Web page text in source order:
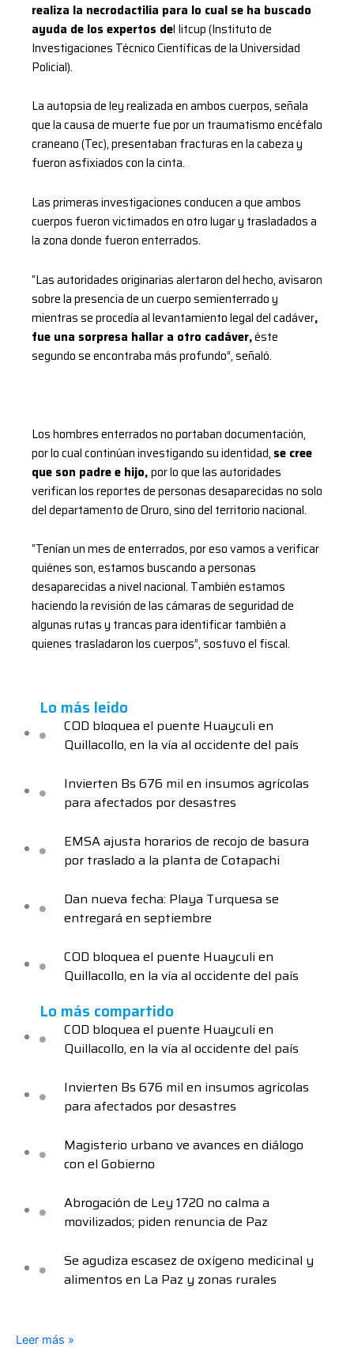
realiza la necrodactilia para lo cual se ha buscado
ayuda de los expertos del Iitcup (Instituto de
Investigaciones Técnico Científicas de la Universidad
Policial).
La autopsia de ley realizada en ambos cuerpos, señala
que la causa de muerte fue por un traumatismo encéfalo
craneano (Tec), presentaban fracturas en la cabeza y
fueron asfixiados con la cinta.
Las primeras investigaciones conducen a que ambos
cuerpos fueron victimados en otro lugar y trasladados a
la zona donde fueron enterrados.
“Las autoridades originarias alertaron del hecho, avisaron
sobre la presencia de un cuerpo semienterrado y
mientras se procedía al levantamiento legal del cadáver,
fue una sorpresa hallar a otro cadáver,éste
segundo se encontraba más profundo”, señaló.
Los hombres enterrados no portaban documentación,
por lo cual continúan investigando su identidad, se cree
que son padre e hijo,por lo que las autoridades
verifican los reportes de personas desaparecidas no solo
del departamento de Oruro, sino del territorio nacional.
“Tenían un mes de enterrados, por eso vamos a verificar
quiénes son, estamos buscando a personas
desaparecidas a nivel nacional. También estamos
haciendo la revisión de las cámaras de seguridad de
algunas rutas y trancas para identificar también a
quienes trasladaron los cuerpos”, sostuvo el fiscal.
Lo más leido
COD bloquea el puente Huayculi en
Quillacollo, en la vía al occidente del país
Invierten Bs 676 mil en insumos agrícolas
para afectados por desastres
EMSA ajusta horarios de recojo de basura
por traslado a la planta de Cotapachi
Dan nueva fecha: Playa Turquesa se
entregará en septiembre
COD bloquea el puente Huayculi en
Quillacollo, en la vía al occidente del país
Lo más compartido
COD bloquea el puente Huayculi en
Quillacollo, en la vía al occidente del país
Invierten Bs 676 mil en insumos agrícolas
para afectados por desastres
Magisterio urbano ve avances en diálogo
con el Gobierno
Abrogación de Ley 1720 no calma a
movilizados; piden renuncia de Paz
Se agudiza escasez de oxígeno medicinal y
alimentos en La Paz y zonas rurales
Leer más »